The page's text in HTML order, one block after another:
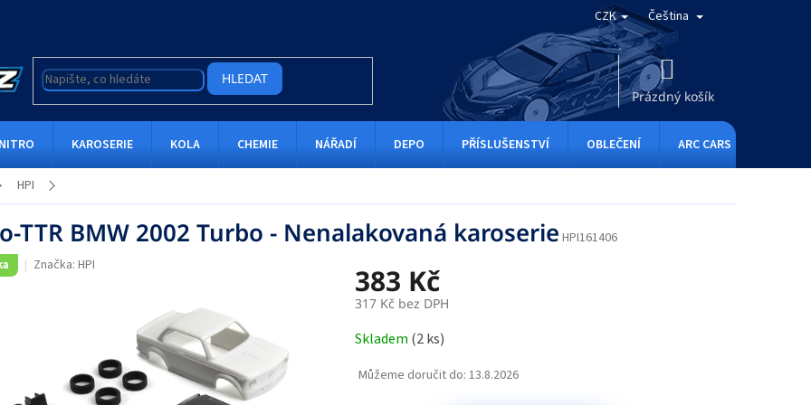
CZK Čeština
HLEDAT
KOŠÍK
Prázdný košík
NITRO KAROSERIE KOLA CHEMIE NÁŘADÍ DEPO PŘÍSLUŠENSTVÍ OBLEČENÍ ARC CARS
HPI
TTR BMW 2002 Turbo - Nenalakovaná karoserie HPI161406
Značka: HPI 383 Kč
317 Kč bez DPH
cena:
Skladem (2 ks)
Můžeme doručit do: 13.8.2026